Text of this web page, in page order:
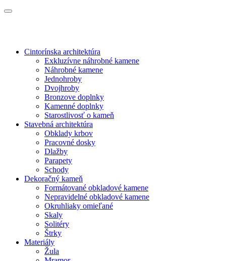
Cintorínska architektúra
Exkluzívne náhrobné kamene
Náhrobné kamene
Jednohroby
Dvojhroby
Bronzove doplnky
Kamenné doplnky
Starostlivosť o kameň
Stavebná architektúra
Obklady krbov
Pracovné dosky
Dlažby
Parapety
Schody
Dekoračný kameň
Formátované obkladové kamene
Nepravidelné obkladové kamene
Okruhliaky omieľané
Skaly
Solitéry
Štrky
Materiály
Žula